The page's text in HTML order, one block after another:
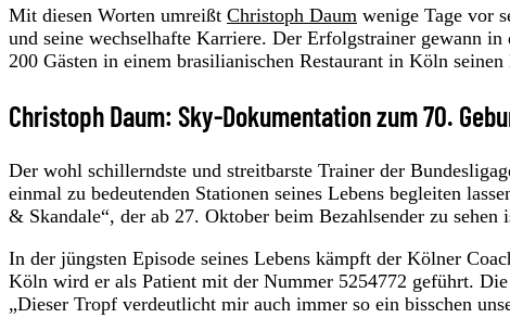
Mit diesen Worten umreißt Christoph Daum wenige Tage vor
und seine wechselhafte Karriere. Der Erfolgstrainer gewann
200 Gästen in einem brasilianischen Restaurant in Köln seinen
Christoph Daum: Sky-Dokumentation zum 70.
Der wohl schillerndste und streitbarste Trainer der
einmal zu bedeutenden Stationen seines Lebens begleiten
& Skandale“, der ab 27. Oktober beim Bezahlsender zu sehen
In der jüngsten Episode seines Lebens kämpft der Kölner
Köln wird er als Patient mit der Nummer 5254772 geführt.
„Dieser Tropf verdeutlicht mir auch immer so ein bisschen